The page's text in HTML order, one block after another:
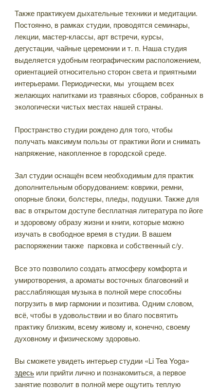
Также практикуем дыхательные техники и медитации.
Постоянно, в рамках студии, проводятся семинары,
лекции, мастер-классы, арт встречи, курсы,
дегустации, чайные церемонии и т. п. Наша студия
выделяется удобным географическим расположением,
ориентацией относительно сторон света и приятными
интерьерами. Периодически, мы угощаем всех
желающих напитками из травяных сборов, собранных в
экологически чистых местах нашей страны.
Пространство студии рождено для того, чтобы
получать максимум пользы от практики йоги и снимать
напряжение, накопленное в городской среде.
Зал студии оснащён всем необходимым для практик
дополнительным оборудованием: коврики, ремни,
опорные блоки, болстеры, пледы, подушки. Также для
вас в открытом доступе бесплатная литература по йоге
и здоровому образу жизни и книги, которые можно
изучать в свободное время в студии. В вашем
распоряжении также парковка и собственный с/у.
Все это позволило создать атмосферу комфорта и
умиротворения, а ароматы восточных благовоний и
расслабляющая музыка в полной мере способны
погрузить в мир гармонии и позитива. Одним словом,
всё, чтобы в удовольствии и во благо посвятить
практику близким, всему живому и, конечно, своему
духовному и физическому здоровью.
Вы сможете увидеть интерьер студии «Li Tea Yoga»
здесь или прийти лично и познакомиться, а первое
занятие позволит в полной мере ощутить теплую